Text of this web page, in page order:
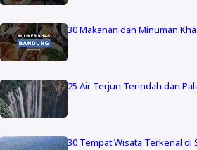
30 Makanan dan Minuman
25 Air Terjun Terindah dan
30 Tempat Wisata Terkenal di